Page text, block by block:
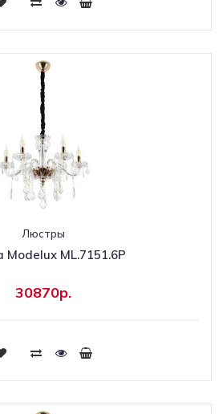
Люстры
ML.7151.6P
30870р.